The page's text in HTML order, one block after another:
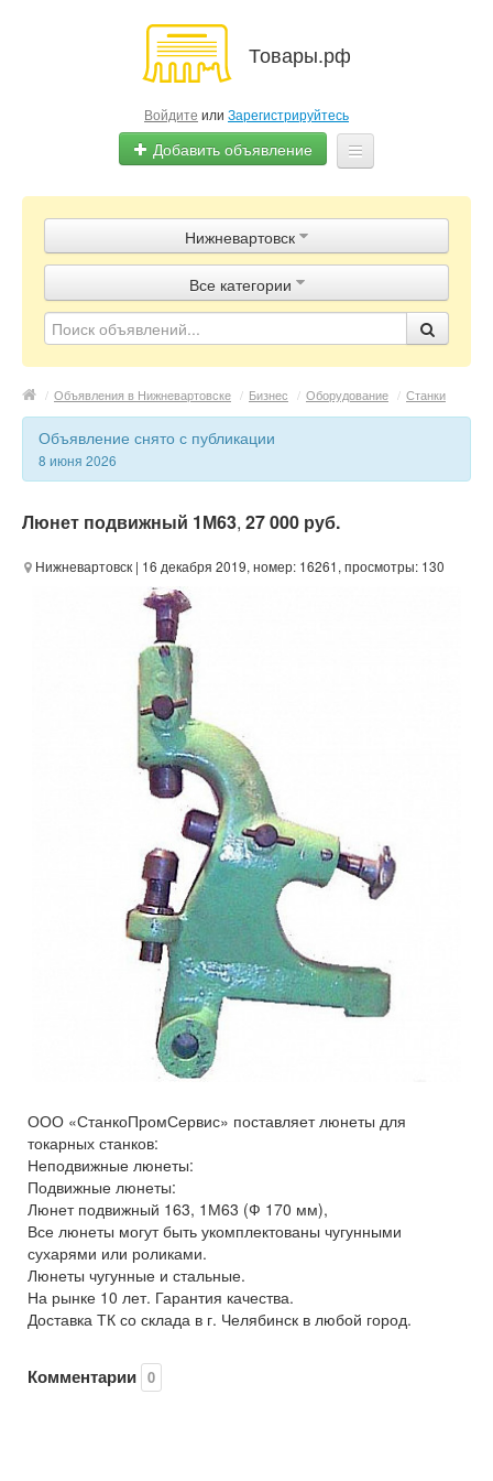
Товары.рф
Войдите или Зарегистрируйтесь
Добавить объявление
Объявления
Магазины
Контакты
Нижневартовск
Все категории
/ Объявления в Нижневартовске / Бизнес / Оборудование / Станки
Объявление снято с публикации
8 июня 2026
Люнет подвижный 1М63, 27 000 руб.
Нижневартовск | 16 декабря 2019, номер: 16261, просмотры: 130
ООО «СтанкоПромСервис» поставляет люнеты для
токарных станков:
Неподвижные люнеты:
Подвижные люнеты:
Люнет подвижный 163, 1М63 (Ф 170 мм),
Все люнеты могут быть укомплектованы чугунными
сухарями или роликами.
Люнеты чугунные и стальные.
На рынке 10 лет. Гарантия качества.
Доставка ТК со склада в г. Челябинск в любой город.
Комментарии 0